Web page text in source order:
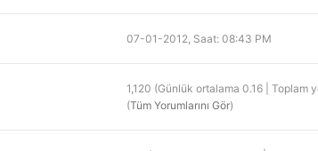
07-01-2012, Saat: 08:43 PM
1,120 (Günlük ortalama 0.16 | Toplam
(Tüm Yorumlarını Gör)